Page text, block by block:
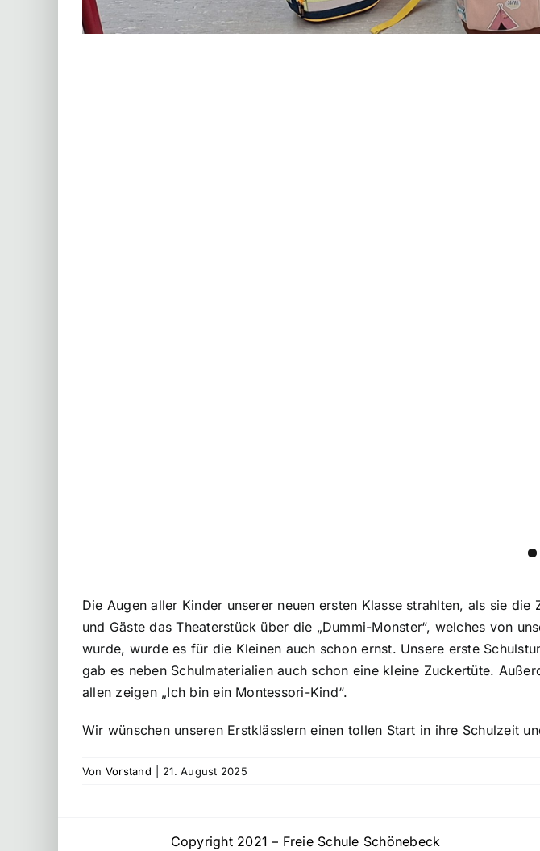
Die Augen aller Kinder unserer neuen ersten Klasse strahlten, als sie
und Gäste das Theaterstück über die „Dummi-Monster“, welches von
wurde, wurde es für die Kleinen auch schon ernst. Unsere erste
gab es neben Schulmaterialien auch schon eine kleine Zuckertüte.
allen zeigen „Ich bin ein Montessori-Kind“.
Wir wünschen unseren Erstklässlern einen tollen Start in ihre Schulzeit
Von Vorstand 21. August 2025
Copyright 2021 – Freie Schule Schönebeck